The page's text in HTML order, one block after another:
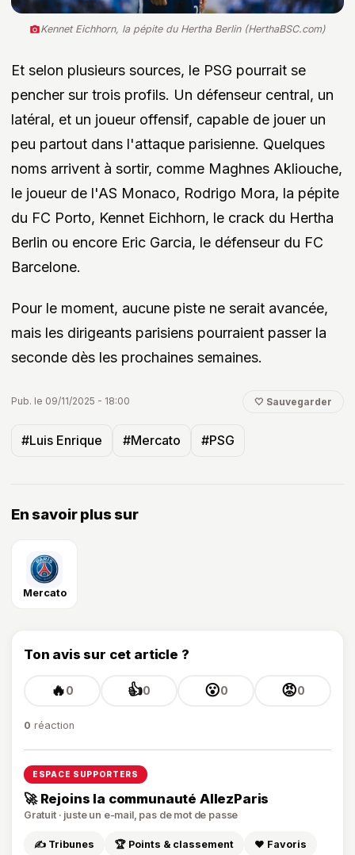
Kennet Eichhorn, la pépite du Hertha Berlin (HerthaBSC.com)
Et selon plusieurs sources, le PSG pourrait se
pencher sur trois profils. Un défenseur central, un
latéral, et un joueur offensif, capable de jouer un
peu partout dans l'attaque parisienne. Quelques
noms arrivent à sortir, comme Maghnes Akliouche,
le joueur de l'AS Monaco, Rodrigo Mora, la pépite
du FC Porto, Kennet Eichhorn, le crack du Hertha
Berlin ou encore Eric Garcia, le défenseur du FC
Barcelone.
Pour le moment, aucune piste ne serait avancée,
mais les dirigeants parisiens pourraient passer la
seconde dès les prochaines semaines.
Pub. le 09/11/2025 - 18:00 🤍 Sauvegarder
#Luis Enrique #Mercato #PSG
En savoir plus sur
Mercato
Ton avis sur cet article ?
🔥0 👍0 😮0 😡0
0 réaction
ESPACE SUPPORTERS
🚀 Rejoins la communauté AllezParis
Gratuit · juste un e-mail, pas de mot de passe
✍️ Tribunes 🏆 Points & classement ❤️ Favoris